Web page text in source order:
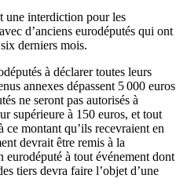
une interdiction pour les
d’anciens eurodéputés qui ont
derniers mois.
à déclarer toutes leurs
annexes dépassent 5 000 euros
ne seront pas autorisés à
supérieure à 150 euros, et tout
ce montant qu’ils recevraient en
devrait être remis à la
eurodéputé à tout événement dont
tiers devra faire l’objet d’une